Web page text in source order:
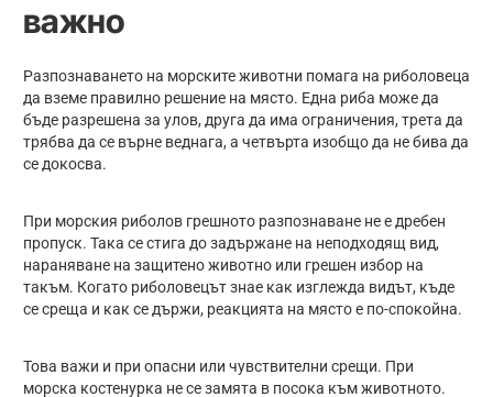
важно
Разпознаването на морските животни помага на риболовеца
да вземе правилно решение на място. Една риба може да
бъде разрешена за улов, друга да има ограничения, трета да
трябва да се върне веднага, а четвърта изобщо да не бива да
се докосва.
При морския риболов грешното разпознаване не е дребен
пропуск. Така се стига до задържане на неподходящ вид,
нараняване на защитено животно или грешен избор на
такъм. Когато риболовецът знае как изглежда видът, къде
се среща и как се държи, реакцията на място е по-спокойна.
Това важи и при опасни или чувствителни срещи. При
морска костенурка не се замята в посока към животното.